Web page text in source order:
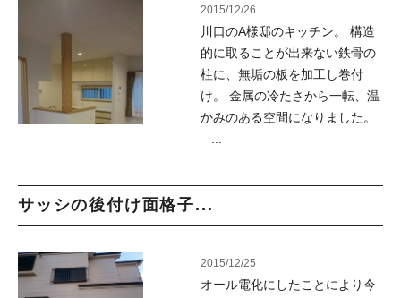
2015/12/26
川口のA様邸のキッチン。 構造
的に取ることが出来ない鉄骨の
柱に、無垢の板を加工し巻付
け。 金属の冷たさから一転、温
かみのある空間になりました。
サッシの後付け面格子...
2015/12/25
オール電化にしたことにより今